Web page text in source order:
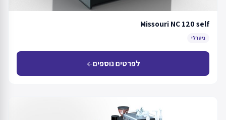
Missouri NC 120 self
ניטרלי
לפרטים נוספיםarrow_back